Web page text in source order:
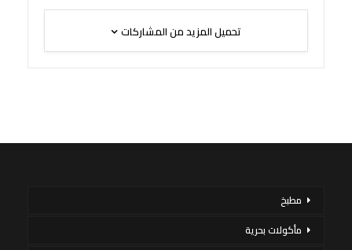
تحميل المزيد من المشاركات
مطبخ
مأكولات بحرية